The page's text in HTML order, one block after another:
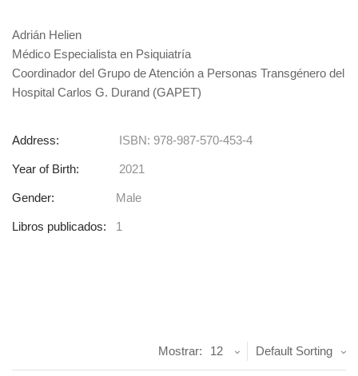
Adrián Helien
Médico Especialista en Psiquiatría
Coordinador del Grupo de Atención a Personas Transgénero del
Hospital Carlos G. Durand (GAPET)
Address: ISBN: 978-987-570-453-4
Year of Birth: 2021
Gender: Male
Libros publicados: 1
Default Sorting
Mostrar: 12